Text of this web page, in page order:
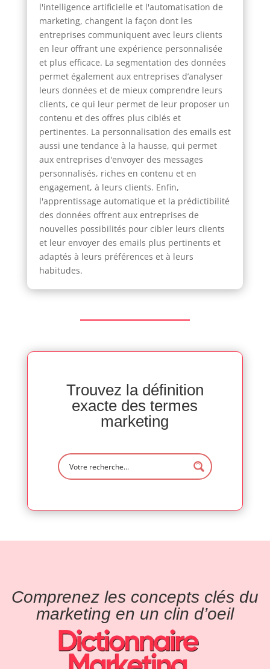
l'intelligence artificielle et l'automatisation de
marketing, changent la façon dont les
entreprises communiquent avec leurs clients
en leur offrant une expérience personnalisée
et plus efficace. La segmentation des données
permet également aux entreprises d’analyser
leurs données et de mieux comprendre leurs
clients, ce qui leur permet de leur proposer un
contenu et des offres plus ciblés et
pertinentes. La personnalisation des emails est
aussi une tendance à la hausse, qui permet
aux entreprises d'envoyer des messages
personnalisés, riches en contenu et en
engagement, à leurs clients. Enfin,
l'apprentissage automatique et la prédictibilité
des données offrent aux entreprises de
nouvelles possibilités pour cibler leurs clients
et leur envoyer des emails plus pertinents et
adaptés à leurs préférences et à leurs
habitudes.
Trouvez la définition
exacte des termes
marketing
Comprenez les concepts clés du
marketing en un clin d’oeil